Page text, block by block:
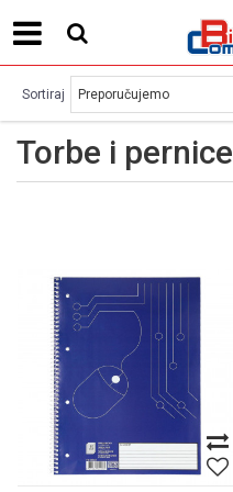
Torbe i pernice
Sortiraj